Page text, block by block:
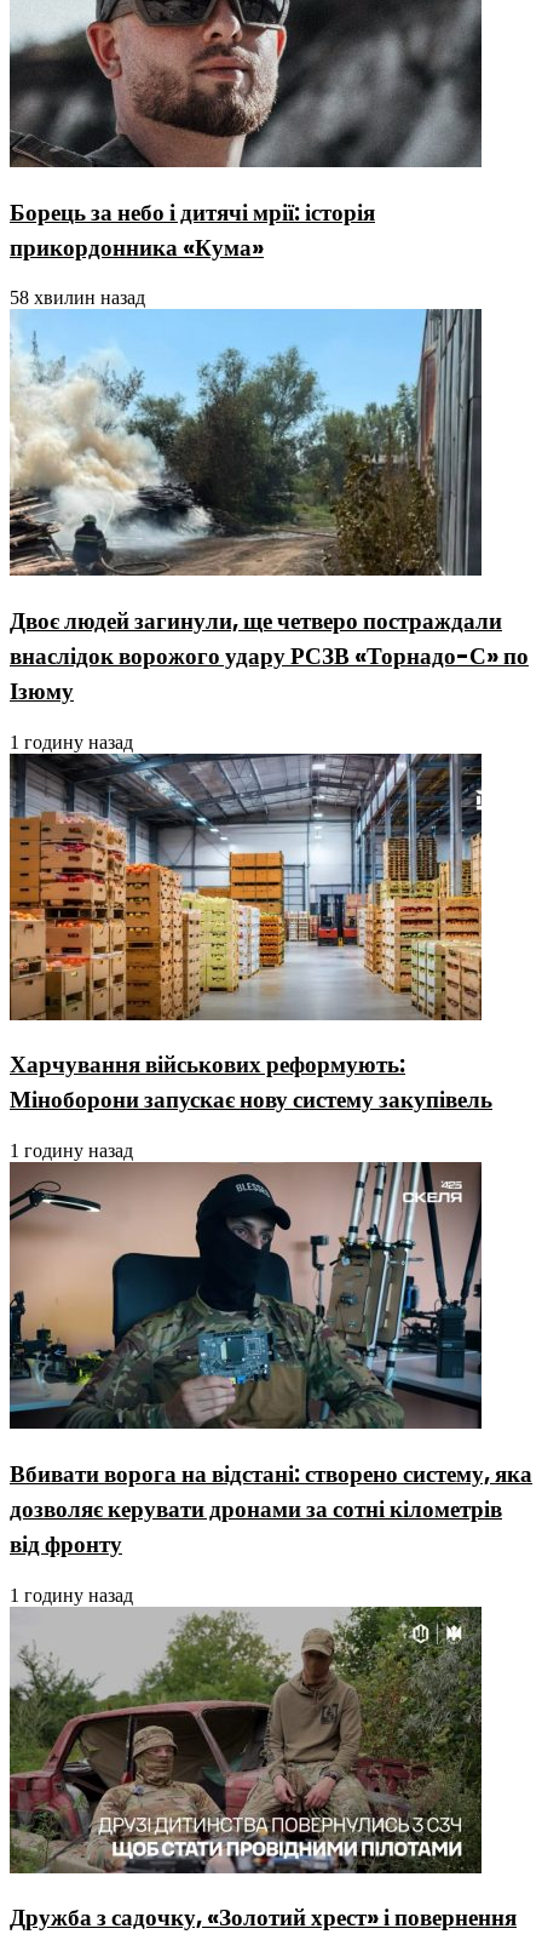
Борець за небо і дитячі мрії: історія
прикордонника «Кума»
58 хвилин назад
Двоє людей загинули, ще четверо постраждали
внаслідок ворожого удару РСЗВ «Торнадо-С» по
Ізюму
1 годину назад
Харчування військових реформують:
Міноборони запускає нову систему закупівель
1 годину назад
Вбивати ворога на відстані: створено систему, яка
дозволяє керувати дронами за сотні кілометрів
від фронту
1 годину назад
Дружба з садочку, «Золотий хрест» і повернення